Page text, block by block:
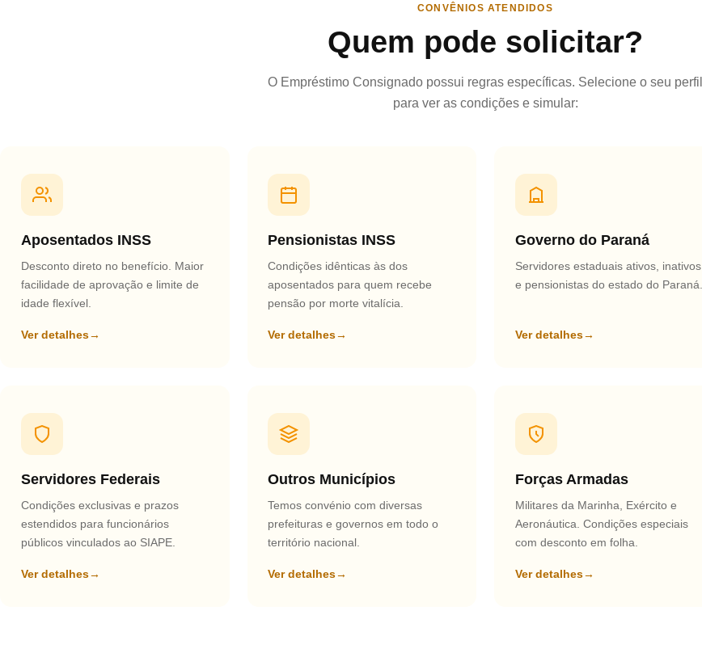
CONVÊNIOS ATENDIDOS
Quem pode solicitar?
O Empréstimo Consignado possui regras específicas. Selecione o seu perfil
para ver as condições e simular:
Aposentados INSS
Desconto direto no benefício. Maior
facilidade de aprovação e limite de
idade flexível.
Ver detalhes→
Pensionistas INSS
Condições idênticas às dos
aposentados para quem recebe
pensão por morte vitalícia.
Ver detalhes→
Governo do Paraná
Servidores estaduais ativos, inativos
e pensionistas do estado do Paraná.
Ver detalhes→
Servidores Federais
Condições exclusivas e prazos
estendidos para funcionários
públicos vinculados ao SIAPE.
Ver detalhes→
Outros Municípios
Temos convénio com diversas
prefeituras e governos em todo o
território nacional.
Ver detalhes→
Forças Armadas
Militares da Marinha, Exército e
Aeronáutica. Condições especiais
com desconto em folha.
Ver detalhes→